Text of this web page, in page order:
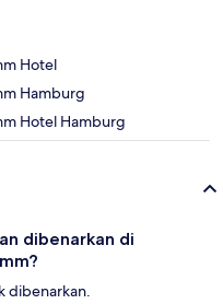
Hotel
Hamburg
Hotel Hamburg
dibenarkan di
dibenarkan.